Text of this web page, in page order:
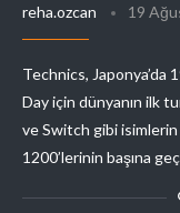
reha.ozcan 19
Technics, Japonya’da
Day için dünyanın ilk
ve Switch gibi isimlerin
1200’lerinin başına